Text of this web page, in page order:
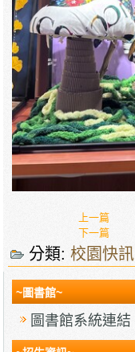
上一篇
下一篇
分類:校園快訊
~圖書館~
圖書館系統連結